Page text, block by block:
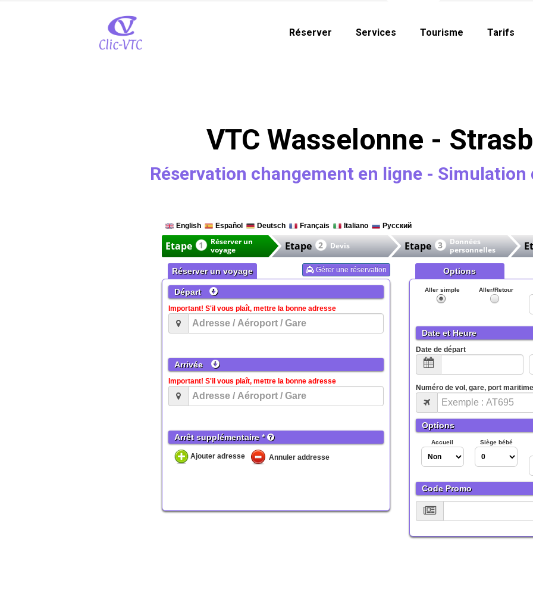
Réserver Services Tourisme Tarifs
VTC Wasselonne -
Réservation changement en ligne - Simulation